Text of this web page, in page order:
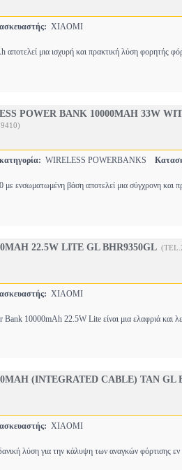
XIAOMI
μια ισχυρή και πρακτική λύση φορητής
POWER BANK 10000ΜΑΗ 33W
WIRELESS POWERBANKS
ενσωματωμένη βάση αποτελεί μια σύγχρονη και
22.5W LITE GL BHR9350GL
XIAOMI
10000mAh 22.5W Lite είναι μια ελαφριά και
(INTEGRATED CABLE) TAN GL
XIAOMI
λύση για την κάλυψη των αναγκών φόρτισης εν